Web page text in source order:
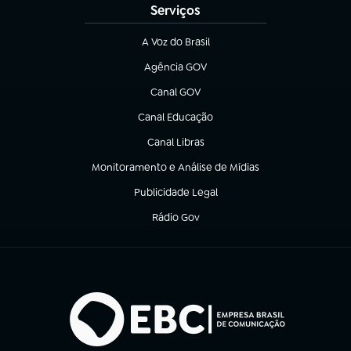
Serviços
A Voz do Brasil
(abre em nova aba)
Agência GOV
(abre em nova aba)
Canal GOV
(abre em nova aba)
Canal Educação
(abre em nova aba)
Canal Libras
(abre em nova aba)
Monitoramento e Análise de Mídias
(abre em nova aba)
Publicidade Legal
(abre em nova aba)
Rádio Gov
(abre em nova aba)